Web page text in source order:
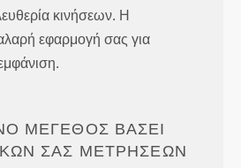
κινήσεων. Η
εφαρμογή σας για
ΜΈΓΕΘΟΣ ΒΆΣΕΙ
ΣΑΣ ΜΕΤΡΉΣΕΩΝ